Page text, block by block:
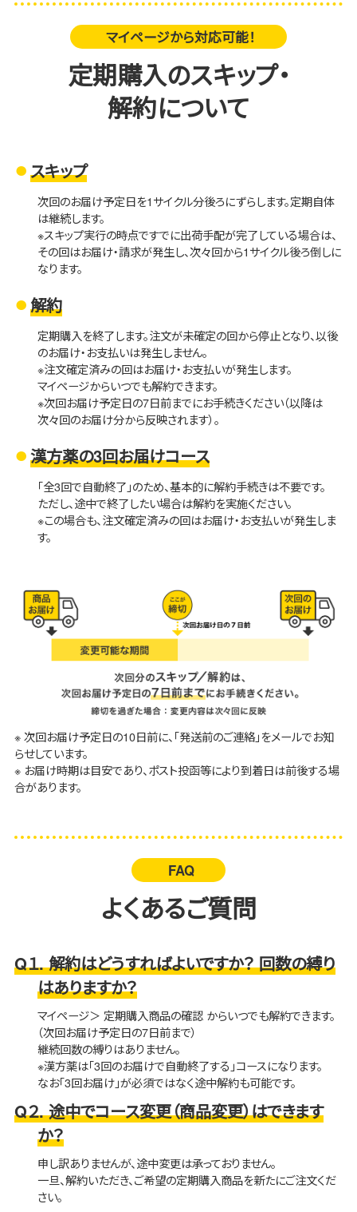
マイページから対応可能！
定期購入のスキップ・
解約について
スキップ
次回のお届け予定日を1サイクル分後ろにずらします。定期自体
は継続します。
※スキップ実行の時点ですでに出荷手配が完了している場合は、
その回はお届け・請求が発生し、次々回から1サイクル後ろ倒しに
なります。
解約
定期購入を終了します。注文が未確定の回から停止となり、以後
のお届け・お支払いは発生しません。
※注文確定済みの回はお届け・お支払いが発生します。
マイページからいつでも解約できます。
※次回お届け予定日の7日前までにお手続きください（以降は
次々回のお届け分から反映されます）。
漢方薬の3回お届けコース
「全3回で自動終了」のため、基本的に解約手続きは不要です。
ただし、途中で終了したい場合は解約を実施ください。
※この場合も、注文確定済みの回はお届け・お支払いが発生しま
す。
※ 次回お届け予定日の10日前に、「発送前のご連絡」をメールでお知
らせしています。
※ お届け時期は目安であり、ポスト投函等により到着日は前後する場
合があります。
FAQ
よくあるご質問
Q１. 解約はどうすればよいですか？ 回数の縛り
はありますか？
マイページ＞ 定期購入商品の確認 からいつでも解約できます。
（次回お届け予定日の7日前まで）
継続回数の縛りはありません。
※漢方薬は「3回のお届けで自動終了する」コースになります。
なお「3回お届け」が必須ではなく途中解約も可能です。
Q２. 途中でコース変更（商品変更）はできます
か？
申し訳ありませんが、途中変更は承っておりません。
一旦、解約いただき、ご希望の定期購入商品を新たにご注文くだ
さい。